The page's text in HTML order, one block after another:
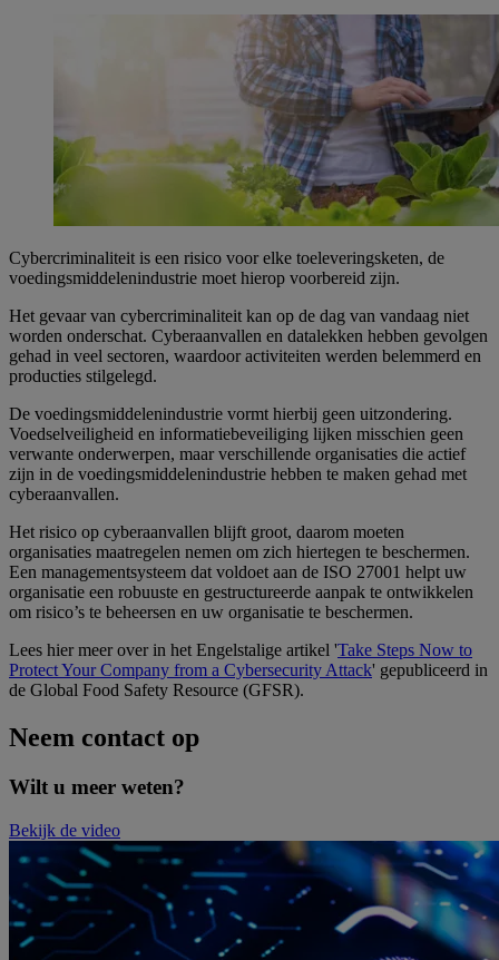
Cybercriminaliteit is een risico voor elke toeleveringsketen, de
voedingsmiddelenindustrie moet hierop voorbereid zijn.
Het gevaar van cybercriminaliteit kan op de dag van vandaag niet
worden onderschat. Cyberaanvallen en datalekken hebben gevolgen
gehad in veel sectoren, waardoor activiteiten werden belemmerd en
producties stilgelegd.
De voedingsmiddelenindustrie vormt hierbij geen uitzondering.
Voedselveiligheid en informatiebeveiliging lijken misschien geen
verwante onderwerpen, maar verschillende organisaties die actief
zijn in de voedingsmiddelenindustrie hebben te maken gehad met
cyberaanvallen.
Het risico op cyberaanvallen blijft groot, daarom moeten
organisaties maatregelen nemen om zich hiertegen te beschermen.
Een managementsysteem dat voldoet aan de ISO 27001 helpt uw
organisatie een robuuste en gestructureerde aanpak te ontwikkelen
om risico’s te beheersen en uw organisatie te beschermen.
Lees hier meer over in het Engelstalige artikel 'Take Steps Now to
Protect Your Company from a Cybersecurity Attack' gepubliceerd in
de Global Food Safety Resource (GFSR).
Neem contact op
Wilt u meer weten?
Bekijk de video